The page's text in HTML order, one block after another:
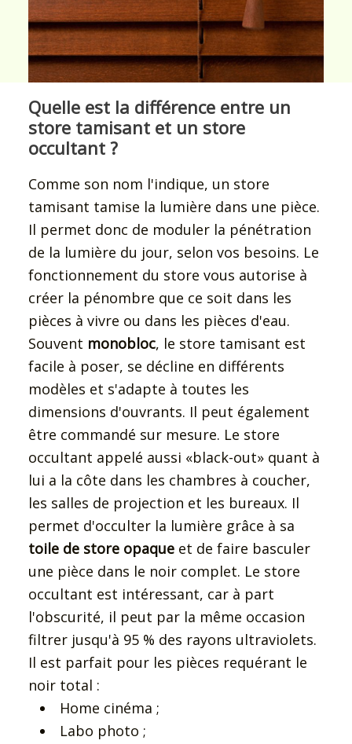
Quelle est la différence entre un
store tamisant et un store
occultant ?
Comme son nom l'indique, un store
tamisant tamise la lumière dans une pièce.
Il permet donc de moduler la pénétration
de la lumière du jour, selon vos besoins. Le
fonctionnement du store vous autorise à
créer la pénombre que ce soit dans les
pièces à vivre ou dans les pièces d'eau.
Souvent monobloc, le store tamisant est
facile à poser, se décline en différents
modèles et s'adapte à toutes les
dimensions d'ouvrants. Il peut également
être commandé sur mesure. Le store
occultant appelé aussi «black-out» quant à
lui a la côte dans les chambres à coucher,
les salles de projection et les bureaux. Il
permet d'occulter la lumière grâce à sa
toile de store opaque et de faire basculer
une pièce dans le noir complet. Le store
occultant est intéressant, car à part
l'obscurité, il peut par la même occasion
filtrer jusqu'à 95 % des rayons ultraviolets.
Il est parfait pour les pièces requérant le
noir total :
Home cinéma ;
Labo photo ;